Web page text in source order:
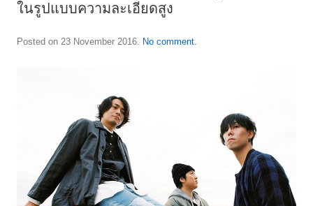
ในรูปแบบความละเอียดสูง
Posted on 23 November 2016. No comment.